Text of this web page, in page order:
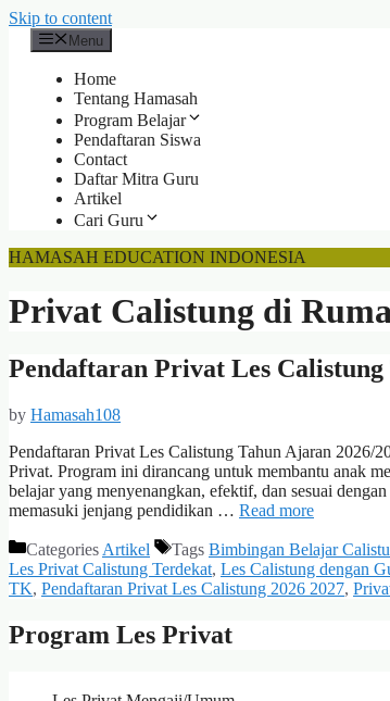
Skip to content
Menu
Home
Tentang Hamasah
Program Belajar
Pendaftaran Siswa
Contact
Daftar Mitra Guru
Artikel
Cari Guru
HAMASAH EDUCATION INDONESIA
Privat Calistung di
Pendaftaran Privat Les
by Hamasah108
Pendaftaran Privat Les Calistung Tahun Ajaran 2026/
Privat. Program ini dirancang untuk membantu anak
belajar yang menyenangkan, efektif, dan sesuai
memasuki jenjang pendidikan … Read more
Categories Artikel Tags Bimbingan Belajar
Les Privat Calistung Terdekat, Les Calistung dengan
TK, Pendaftaran Privat Les Calistung 2026 2027,
Program Les Privat